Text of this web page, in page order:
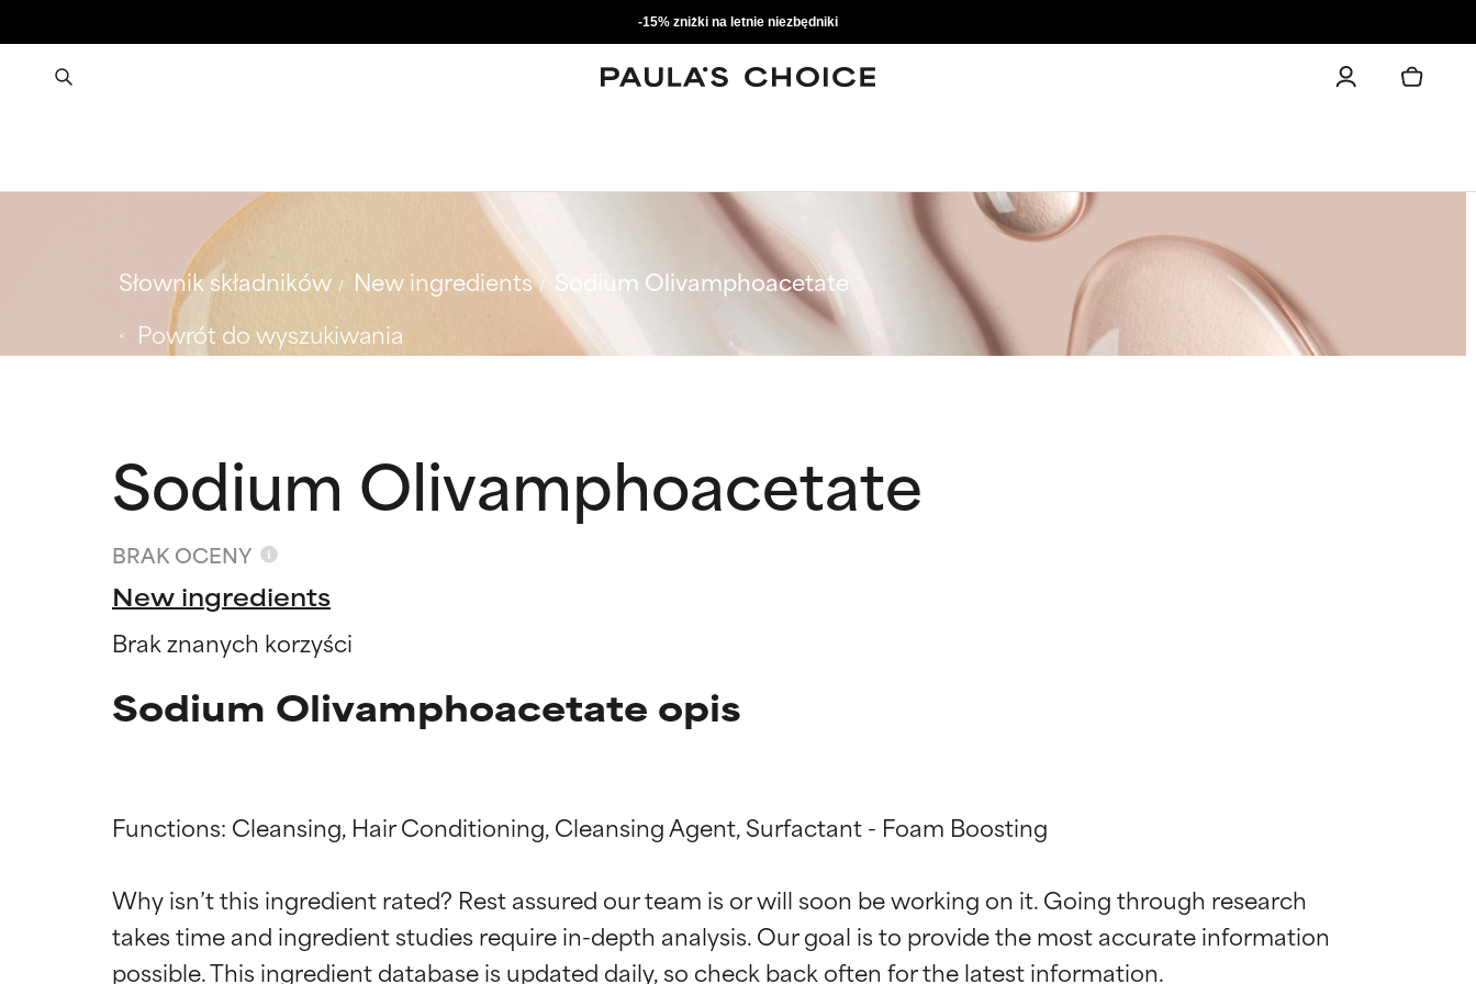
-15% zniżki na letnie niezbędniki
Słownik składników New ingredients
Sodium Olivamphoacetate
Powrót do wyszukiwania
Sodium Olivamphoacetate
BRAK OCENY
New ingredients
Brak znanych korzyści
Sodium Olivamphoacetate opis
Functions: Cleansing, Hair Conditioning, Cleansing Agent, Surfactant - Foam Boosting
Why isn’t this ingredient rated? Rest assured our team is or will soon be working on it. Going through research
takes time and ingredient studies require in-depth analysis. Our goal is to provide the most accurate information
Oceny składników
BEST
Oceny składników
BEST